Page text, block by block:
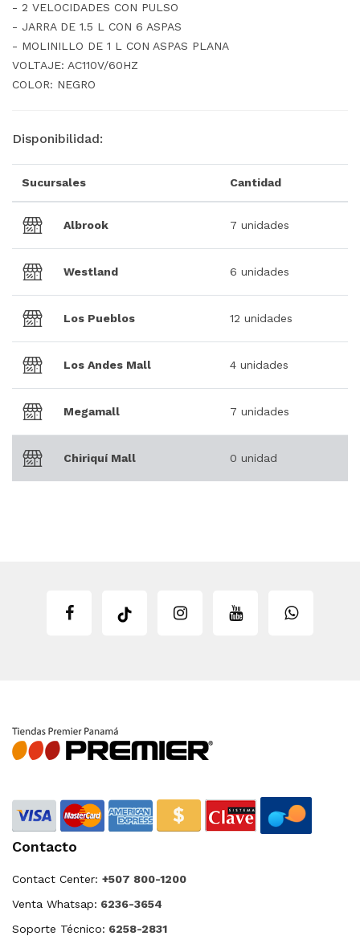
- 2 VELOCIDADES CON PULSO
- JARRA DE 1.5 L CON 6 ASPAS
- MOLINILLO DE 1 L CON ASPAS PLANA
VOLTAJE: AC110V/60HZ
COLOR: NEGRO
Disponibilidad:
Sucursales Cantidad
Albrook 7 unidades
Westland 6 unidades
Los Pueblos 12 unidades
Los Andes Mall 4 unidades
Megamall 7 unidades
Chiriquí Mall 0 unidad
Contacto
Contact Center: +507 800-1200
Venta Whatsap: 6236-3654
Soporte Técnico: 6258-2831